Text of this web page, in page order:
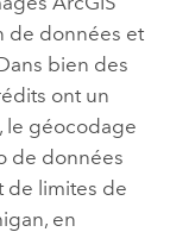
de données et
bien des
ont un
le géocodage
de données
de limites de
en